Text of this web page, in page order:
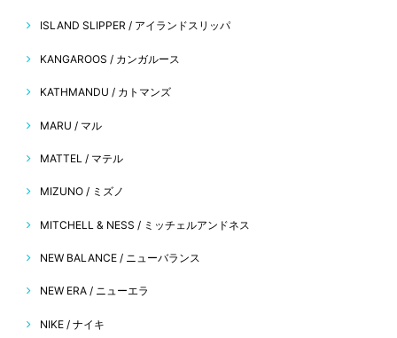
ISLAND SLIPPER / アイランドスリッパ
KANGAROOS / カンガルース
KATHMANDU / カトマンズ
MARU / マル
MATTEL / マテル
MIZUNO / ミズノ
MITCHELL & NESS / ミッチェルアンドネス
NEW BALANCE / ニューバランス
NEW ERA / ニューエラ
NIKE / ナイキ